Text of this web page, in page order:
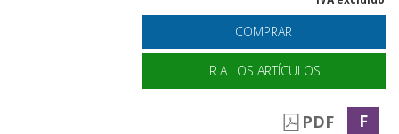
COMPRAR
IR A LOS ARTÍCULOS
PDF F